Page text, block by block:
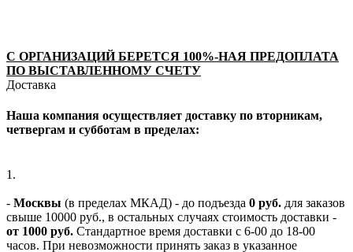
С ОРГАНИЗАЦИЙ БЕРЕТСЯ 100%-НАЯ ПРЕДОПЛАТА
ПО ВЫСТАВЛЕННОМУ СЧЕТУ
Доставка
Наша компания осуществляет доставку по вторникам,
четвергам и субботам в пределах:
1.
- Москвы (в пределах МКАД) - до подъезда 0 руб. для заказов
свыше 10000 руб., в остальных случаях стоимость доставки -
от 1000 руб. Стандартное время доставки с 6-00 до 18-00
часов. При невозможности принять заказ в указанное